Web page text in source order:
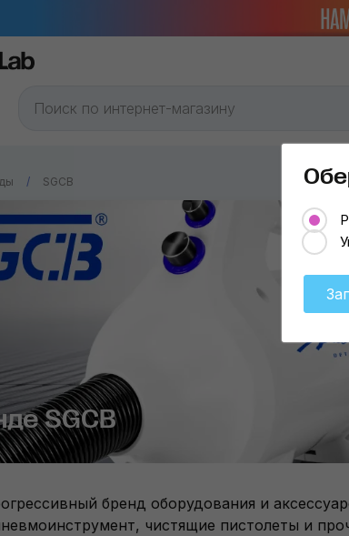
SGCB
SGCB
бренд оборудования и
чистящие пистолеты и